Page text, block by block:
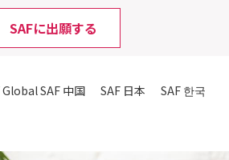
SAFに出願する
GlobalSAF 中国 SAF 日本 SAF 한국